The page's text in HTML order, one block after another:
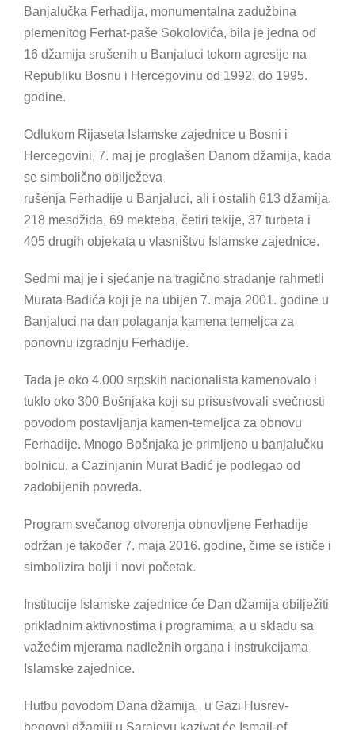
Banjalučka Ferhadija, monumentalna zadužbina
plemenitog Ferhat-paše Sokolovića, bila je jedna od
16 džamija srušenih u Banjaluci tokom agresije na
Republiku Bosnu i Hercegovinu od 1992. do 1995.
godine.
Odlukom Rijaseta Islamske zajednice u Bosni i
Hercegovini, 7. maj je proglašen Danom džamija, kada
se simbolično obilježeva
rušenja Ferhadije u Banjaluci, ali i ostalih 613 džamija,
218 mesdžida, 69 mekteba, četiri tekije, 37 turbeta i
405 drugih objekata u vlasništvu Islamske zajednice.
Sedmi maj je i sjećanje na tragično stradanje rahmetli
Murata Badića koji je na ubijen 7. maja 2001. godine u
Banjaluci na dan polaganja kamena temeljca za
ponovnu izgradnju Ferhadije.
Tada je oko 4.000 srpskih nacionalista kamenovalo i
tuklo oko 300 Bošnjaka koji su prisustvovali svečnosti
povodom postavljanja kamen-temeljca za obnovu
Ferhadije. Mnogo Bošnjaka je primljeno u banjalučku
bolnicu, a Cazinjanin Murat Badić je podlegao od
zadobijenih povreda.
Program svečanog otvorenja obnovljene Ferhadije
održan je također 7. maja 2016. godine, čime se ističe i
simbolizira bolji i novi početak.
Institucije Islamske zajednice će Dan džamija obilježiti
prikladnim aktivnostima i programima, a u skladu sa
važećim mjerama nadležnih organa i instrukcijama
Islamske zajednice.
Hutbu povodom Dana džamija, u Gazi Husrev-